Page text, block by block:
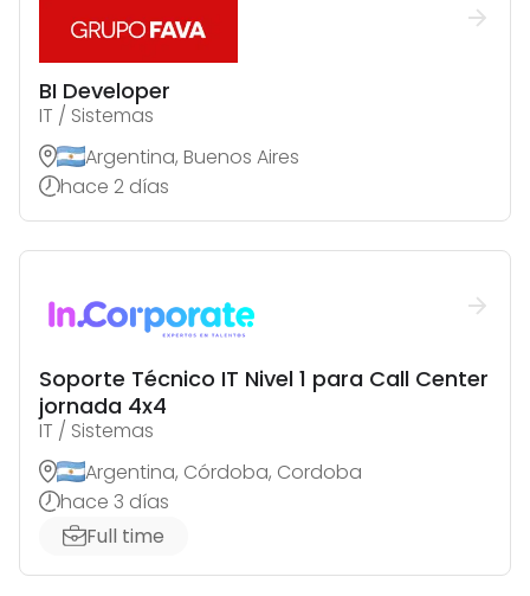
BI Developer
IT / Sistemas
Argentina, Buenos Aires
hace 2 días
Soporte Técnico IT Nivel 1 para Call Center
jornada 4x4
IT / Sistemas
Argentina, Córdoba, Cordoba
hace 3 días
Full time